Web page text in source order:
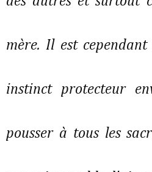
mère. Il est
instinct protecteur
pousser à tous les